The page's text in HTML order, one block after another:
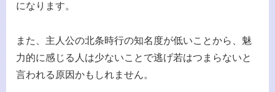
になります。
また、主人公の北条時行の知名度が低いことから、魅
力的に感じる人は少ないことで逃げ若はつまらないと
言われる原因かもしれません。